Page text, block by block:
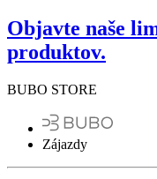
Objavte naše
produktov.
BUBO STORE
Zájazdy